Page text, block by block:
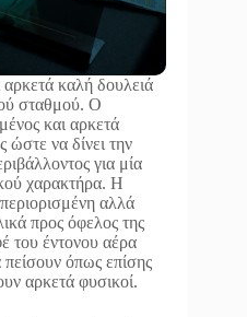
αρκετά καλή δουλειά
σταθμού. Ο
και αρκετά
ώστε να δίνει την
για μία
χαρακτήρα. Η
αλλά
προς όφελος της
του έντονου αέρα
όπως επίσης
αρκετά φυσικοί.